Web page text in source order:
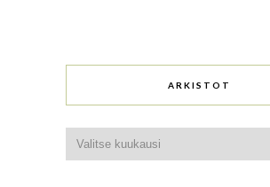
ARKISTOT